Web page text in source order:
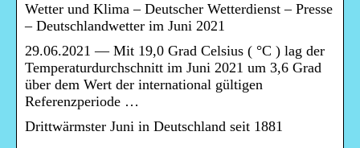
Wetter und Klima – Deutscher Wetterdienst – Presse
– Deutschlandwetter im Juni 2021
29.06.2021 — Mit 19,0 Grad Celsius ( °C ) lag der
Temperaturdurchschnitt im Juni 2021 um 3,6 Grad
über dem Wert der international gültigen
Referenzperiode …
Drittwärmster Juni in Deutschland seit 1881